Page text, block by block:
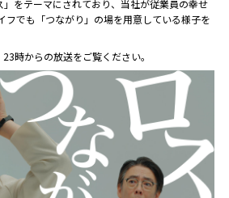
をテーマにされており、当社が従業員の幸せ
フでも「つながり」の場を用意している様子を
時からの放送をご覧ください。